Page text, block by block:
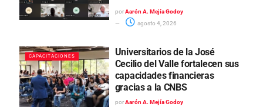
por Aarón A. Mejía Godoy
agosto 4, 2026
CAPACITACIONES
Universitarios de la José
Cecilio del Valle fortalecen sus
capacidades financieras
gracias a la CNBS
por Aarón A. Mejía Godoy